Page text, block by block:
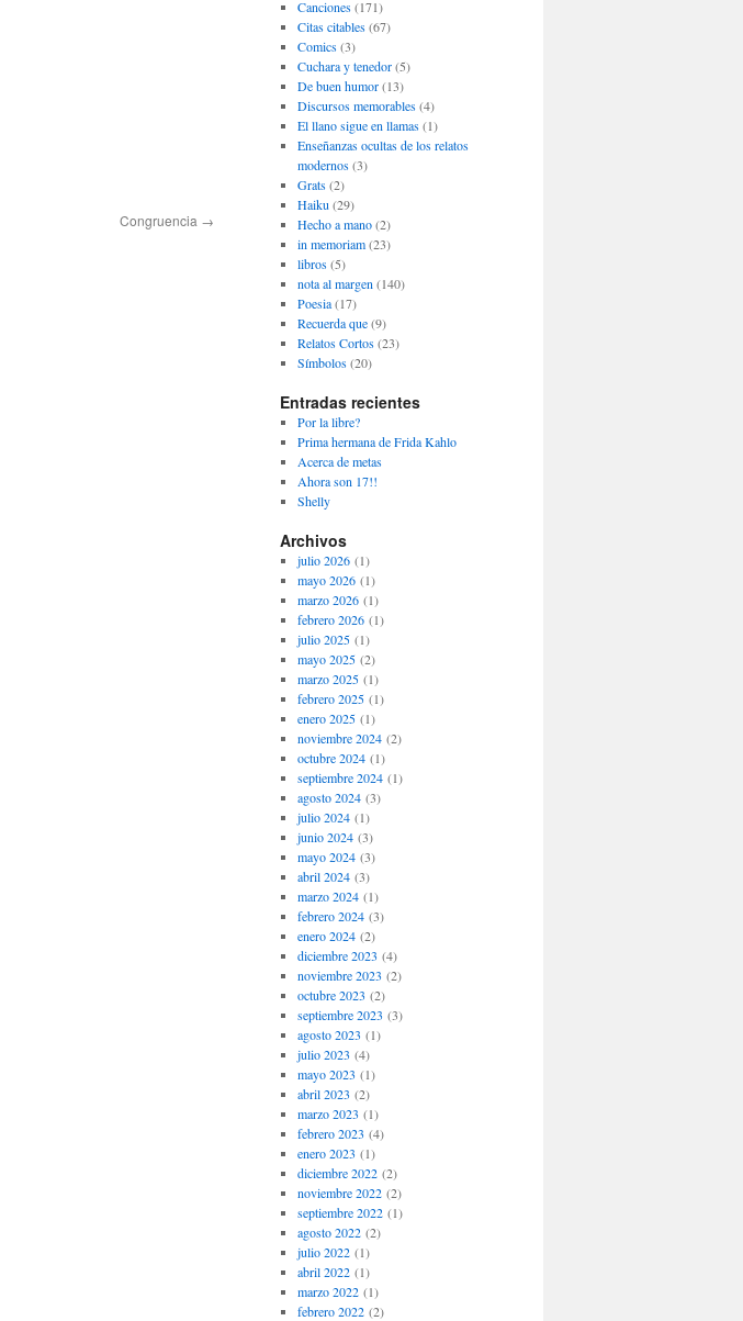
Congruencia →
Canciones(171)
Citas citables(67)
Comics(3)
Cuchara y tenedor(5)
De buen humor(13)
Discursos memorables(4)
El llano sigue en llamas(1)
Enseñanzas ocultas de los relatos
modernos(3)
Grats(2)
Haiku (29)
Hecho a mano(2)
in memoriam(23)
libros(5)
nota al margen (140)
Poesia(17)
Recuerda que(9)
Relatos Cortos(23)
Símbolos(20)
Entradas recientes
Por la libre?
Prima hermana de Frida Kahlo
Acerca de metas
Ahora son 17!!
Shelly
Archivos
julio 2026(1)
mayo 2026(1)
marzo 2026(1)
febrero 2026(1)
julio 2025(1)
mayo 2025(2)
marzo 2025(1)
febrero 2025(1)
enero 2025(1)
noviembre 2024(2)
octubre 2024(1)
septiembre 2024(1)
agosto 2024(3)
julio 2024(1)
junio 2024(3)
mayo 2024(3)
abril 2024(3)
marzo 2024(1)
febrero 2024(3)
enero 2024(2)
diciembre 2023 (4)
noviembre 2023 (2)
octubre 2023 (2)
septiembre 2023 (3)
agosto 2023 (1)
julio 2023 (4)
mayo 2023 (1)
abril 2023 (2)
marzo 2023 (1)
febrero 2023 (4)
enero 2023 (1)
diciembre 2022(2)
noviembre 2022(2)
septiembre 2022(1)
agosto 2022(2)
julio 2022(1)
abril 2022(1)
marzo 2022(1)
febrero 2022(2)